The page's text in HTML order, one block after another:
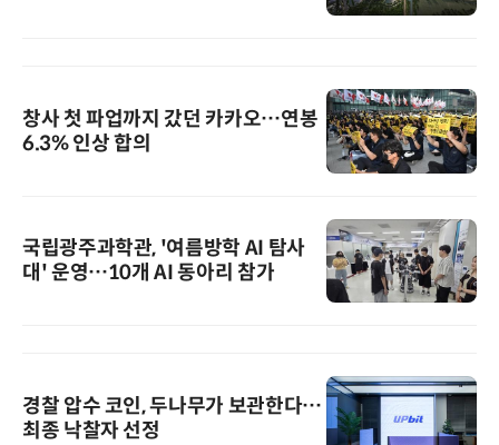
창사 첫 파업까지 갔던 카카오…연봉
6.3% 인상 합의
국립광주과학관, '여름방학 AI 탐사
대' 운영…10개 AI 동아리 참가
경찰 압수 코인, 두나무가 보관한다…
최종 낙찰자 선정